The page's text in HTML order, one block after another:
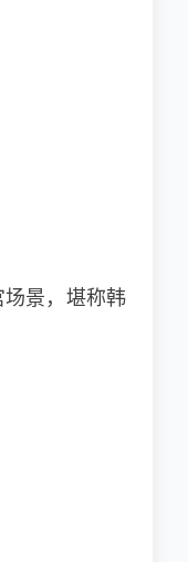
景，堪称韩